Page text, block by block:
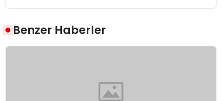
Benzer Haberler